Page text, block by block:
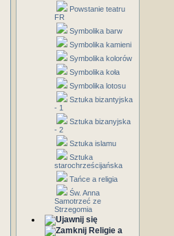
Powstanie teatru
FR
Symbolika barw
Symbolika kamieni
Symbolika kolorów
Symbolika koła
Symbolika lotosu
Sztuka bizantyjska
- 1
Sztuka bizanyjska
- 2
Sztuka islamu
Sztuka
starochrześcijańska
Tańce a religia
Św. Anna
Samotrzeć ze
Strzegomia
Religie a